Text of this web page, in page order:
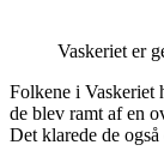
Vaskeriet er
Folkene i Vaskeriet
de blev ramt af en
Det klarede de